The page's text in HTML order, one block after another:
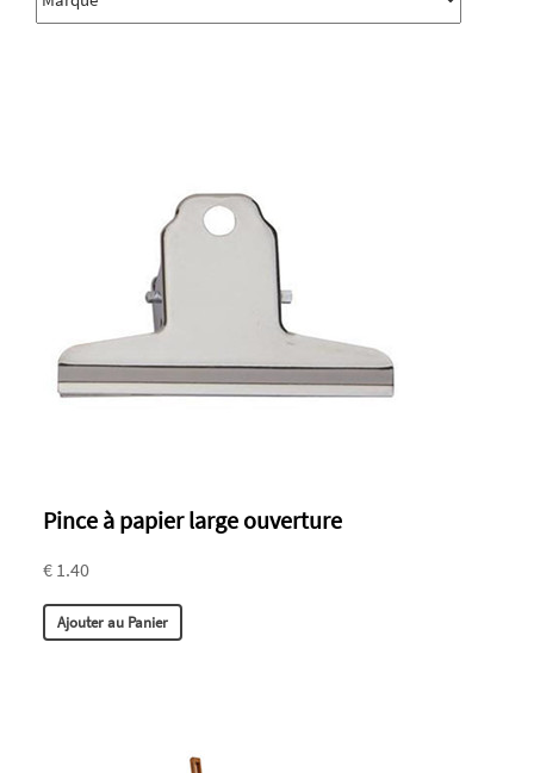
Pince à papier large ouverture
€ 1.40
Ajouter au Panier